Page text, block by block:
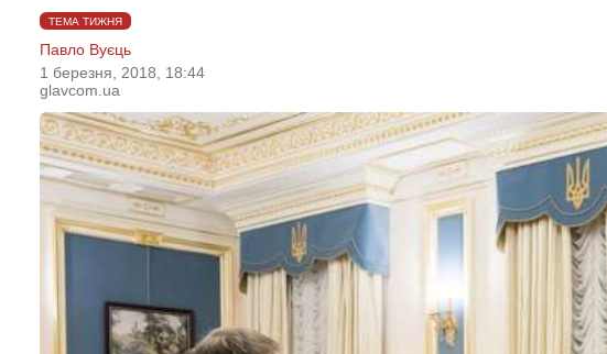
ТЕМА ТИЖНЯ
Павло Вуєць
1 березня, 2018, 18:44
glavcom.ua